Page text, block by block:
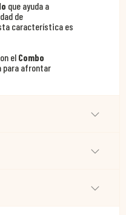
que ayuda a
de
característica es
el Combo
para afrontar